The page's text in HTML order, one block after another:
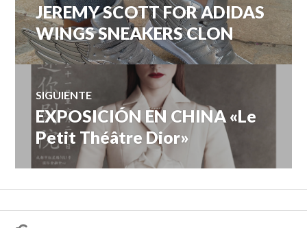
de
entradas
Entrada
anterior:
JEREMY SCOTT FOR ADIDAS
WINGS SNEAKERS CLON
SIGUIENTE
Entrada
siguiente:
EXPOSICIÓN EN CHINA «Le
Petit Théâtre Dior»